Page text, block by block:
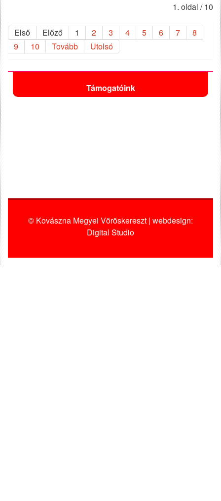
1. oldal / 10
Első Előző 1 2 3 4 5 6 7
8
9
10 Tovább Utolsó
Támogatóink
© Kovászna Megyei Vöröskereszt | webdesign:
Digital Studio